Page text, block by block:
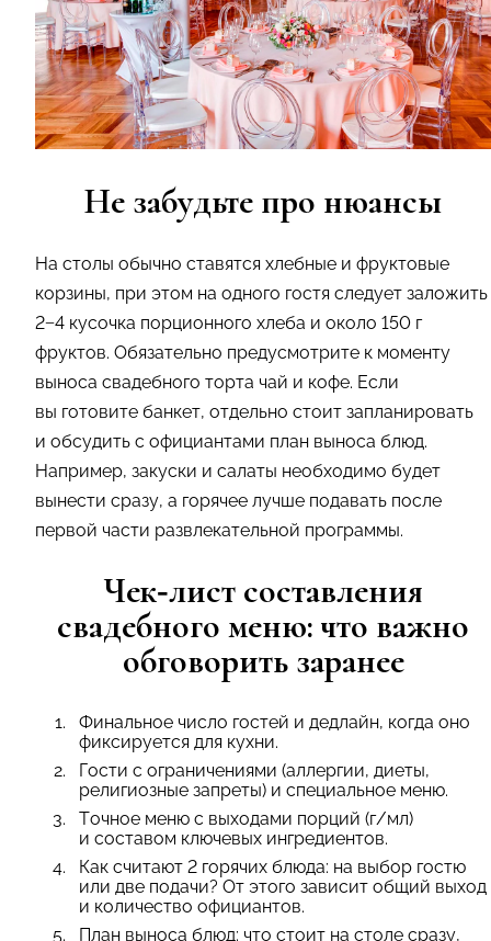
Не забудьте про нюансы
На столы обычно ставятся хлебные и фруктовые
корзины, при этом на одного гостя следует заложить
2−4 кусочка порционного хлеба и около 150 г
фруктов. Обязательно предусмотрите к моменту
выноса свадебного торта чай и кофе. Если
вы готовите банкет, отдельно стоит запланировать
и обсудить с официантами план выноса блюд.
Например, закуски и салаты необходимо будет
вынести сразу, а горячее лучше подавать после
первой части развлекательной программы.
Чек‑лист составления
свадебного меню: что важно
обговорить заранее
Финальное число гостей и дедлайн, когда оно
фиксируется для кухни.
Гости с ограничениями (аллергии, диеты,
религиозные запреты) и специальное меню.
Точное меню с выходами порций (г/мл)
и составом ключевых ингредиентов.
Как считают 2 горячих блюда: на выбор гостю
или две подачи? От этого зависит общий выход
и количество официантов.
План выноса блюд: что стоит на столе сразу,